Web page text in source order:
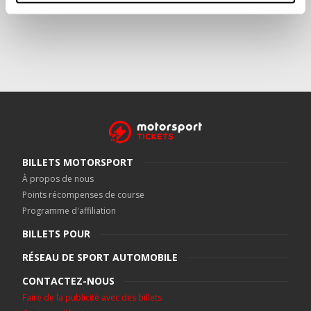
BILLETS MOTORSPORT
À propos de nous
Points récompenses de course
Programme d'affiliation
BILLETS POUR
RÉSEAU DE SPORT AUTOMOBILE
CONTACTEZ-NOUS
Faire de la publicité avec des billets